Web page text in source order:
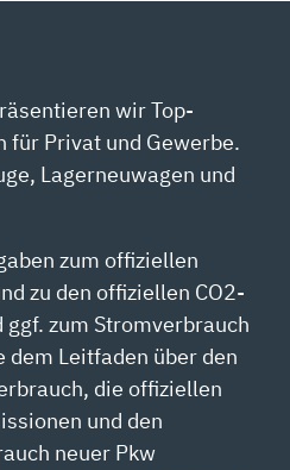
wir Top-
für Privat und Gewerbe.
Lagerneuwagen und
zum offiziellen
zu den offiziellen CO2-
zum Stromverbrauch
dem Leitfaden über den
die offiziellen
und den
neuer Pkw